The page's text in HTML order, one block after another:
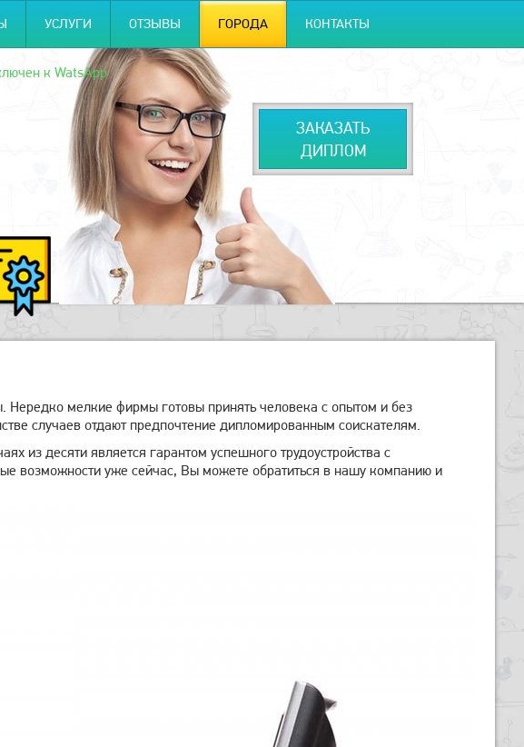
УСЛУГИ ОТЗЫВЫ ГОРОДА КОНТАКТЫ
к WatsApp
ЗАКАЗАТЬ
ДИПЛОМ
мелкие фирмы готовы принять человека с опытом и без
случаев отдают предпочтение дипломированным соискателям.
из десяти является гарантом успешного трудоустройства с
возможности уже сейчас, Вы можете обратиться в нашу компанию и